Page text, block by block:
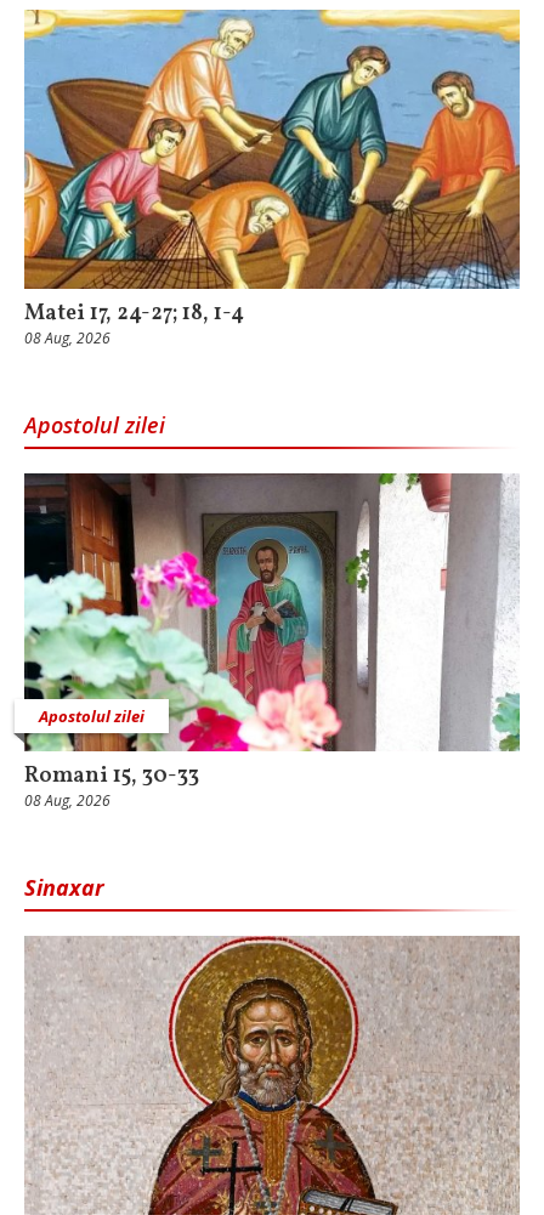
Matei 17, 24-27; 18, 1-4
08 Aug, 2026
Apostolul zilei
Apostolul zilei
Romani 15, 30-33
08 Aug, 2026
Sinaxar